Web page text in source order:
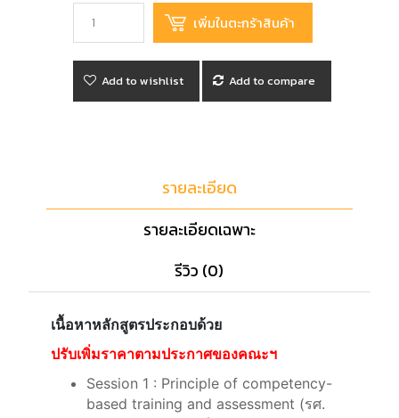
Add to wishlist Add to compare
รายละเอียด
รายละเอียดเฉพาะ
รีวิว (0)
เนื้อหาหลักสูตรประกอบด้วย
ปรับเพิ่มราคาตามประกาศของคณะฯ
Session 1 : Principle of competency-
based training and assessment (รศ.